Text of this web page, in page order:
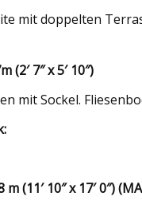
mit doppelten
(2′ 7″ x 5′ 10″)
mit Sockel.
(11′ 10″ x 17′ 0″)